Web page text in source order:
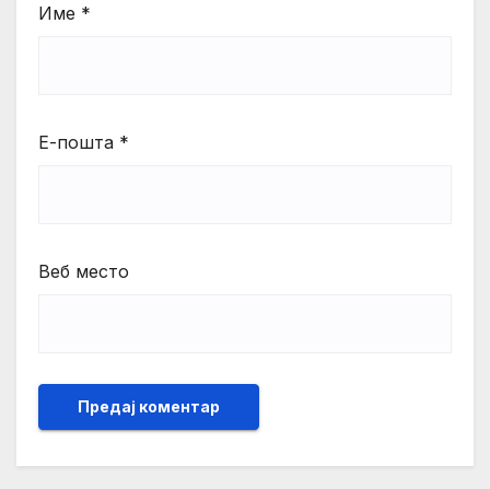
Име *
Е-пошта *
Веб место